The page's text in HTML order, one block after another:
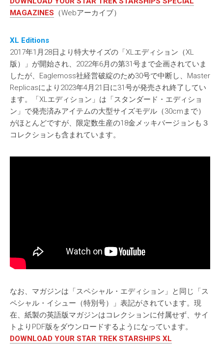
MAGAZINES （Webアーカイブ）
XL Editions
2017年1月28日より特大サイズの「XLエディション（XL
版）」が開始され、2022年6月の第31号まで企画されていま
したが、Eaglemoss社経営破綻のため30号で中断し、Master
Replicasにより2023年4月21日に31号が発売され終了してい
ます。「XLエディション」は「スタンダード・エディショ
ン」で発売済みアイテムの大型サイズモデル（30cmまで）
がほとんどですが、限定数生産の18金メッキバージョンも３
コレクションも含まれています。
なお、マガジンは「スペシャル・エディション」と同じ「ス
ペシャル・イシュー（特別号）」表記がされています。現
在、紙製の英語版マガジンはコレクションに付属せず、サイ
トよりPDF版をダウンロードするようになっています。
DOWNLOAD YOUR STAR TREK STARSHIPS XL